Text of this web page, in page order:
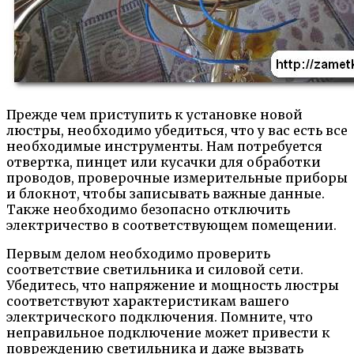
Прежде чем приступить к установке новой
люстры, необходимо убедиться, что у вас есть все
необходимые инструменты. Нам потребуется
отвертка, пинцет или кусачки для обработки
проводов, проверочные измерительные приборы
и блокнот, чтобы записывать важные данные.
Также необходимо безопасно отключить
электричество в соответствующем помещении.
Первым делом необходимо проверить
соответствие светильника и силовой сети.
Убедитесь, что напряжение и мощность люстры
соответствуют характеристикам вашего
электрического подключения. Помните, что
неправильное подключение может привести к
повреждению светильника и даже вызвать